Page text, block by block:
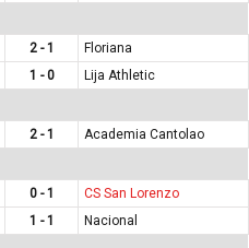
2 - 1
Floriana
1 - 0
Lija Athletic
2 - 1
Academia Cantolao
0 - 1
CS San Lorenzo
1 - 1
Nacional